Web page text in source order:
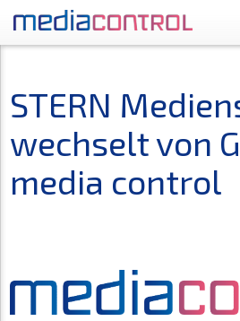
STERN
wechselt von
media control